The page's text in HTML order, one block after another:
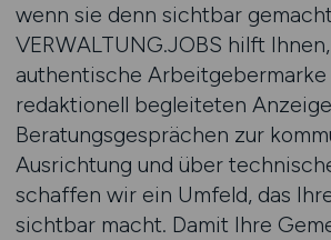
wenn sie denn sichtbar
VERWALTUNG.JOBS hilft
authentische Arbeitgebermarke
redaktionell begleiteten
Beratungsgesprächen zur
Ausrichtung und über
schaffen wir ein Umfeld, das
sichtbar macht. Damit Ihre